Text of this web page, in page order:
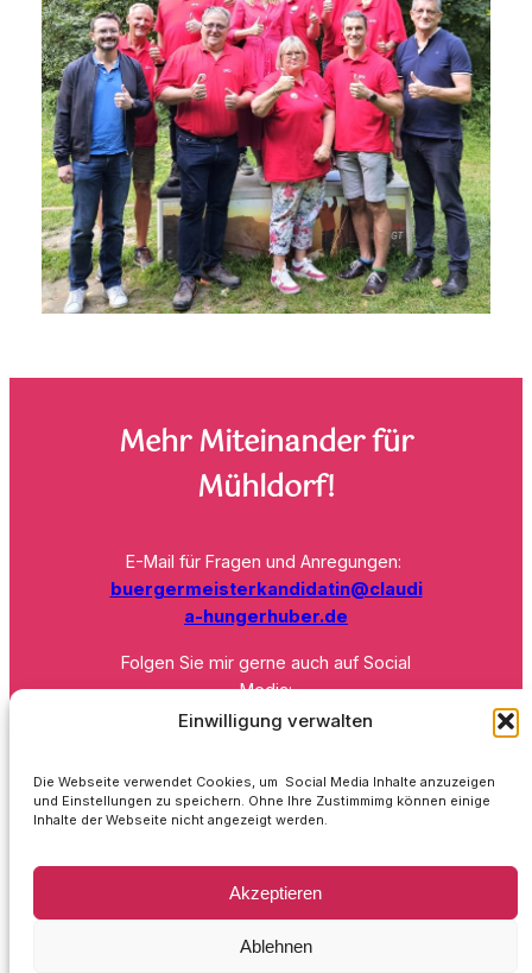
Einwilligung verwalten
Die Webseite verwendet Cookies, um Social Media Inhalte anzuzeigen
und Einstellungen zu speichern. Ohne Ihre Zustimmimg können einige
Inhalte der Webseite nicht angezeigt werden.
Akzeptieren
Ablehnen
MehrMiteinander für
Mühldorf!
E-Mail für Fragen und Anregungen:
buergermeisterkandidatin@claudi
a-hungerhuber.de
Folgen Sie mir gerne auch auf Social
Media:
Facebook Instagram
Dank an alle meine Unterstützer!
SPD Ortsverein Mühldorf